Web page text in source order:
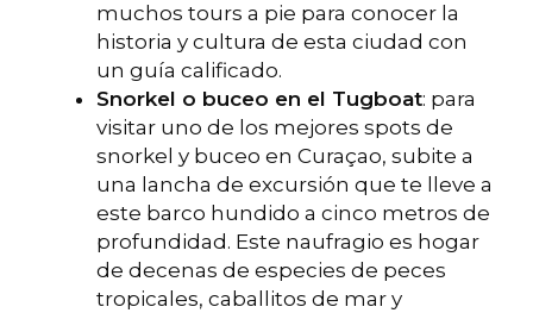
muchos tours a pie para conocer la
historia y cultura de esta ciudad con
un guía calificado.
Snorkel o buceo en el Tugboat: para
visitar uno de los mejores spots de
snorkel y buceo en Curaçao, subite a
una lancha de excursión que te lleve a
este barco hundido a cinco metros de
profundidad. Este naufragio es hogar
de decenas de especies de peces
tropicales, caballitos de mar y